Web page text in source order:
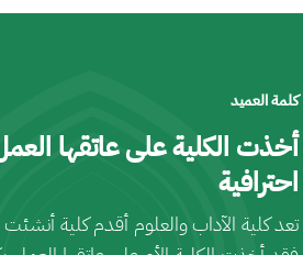
كلمة العميد
أخذت الكلية على عاتقها
احترافية
تعد كلية الآداب والعلوم أقدم كلية